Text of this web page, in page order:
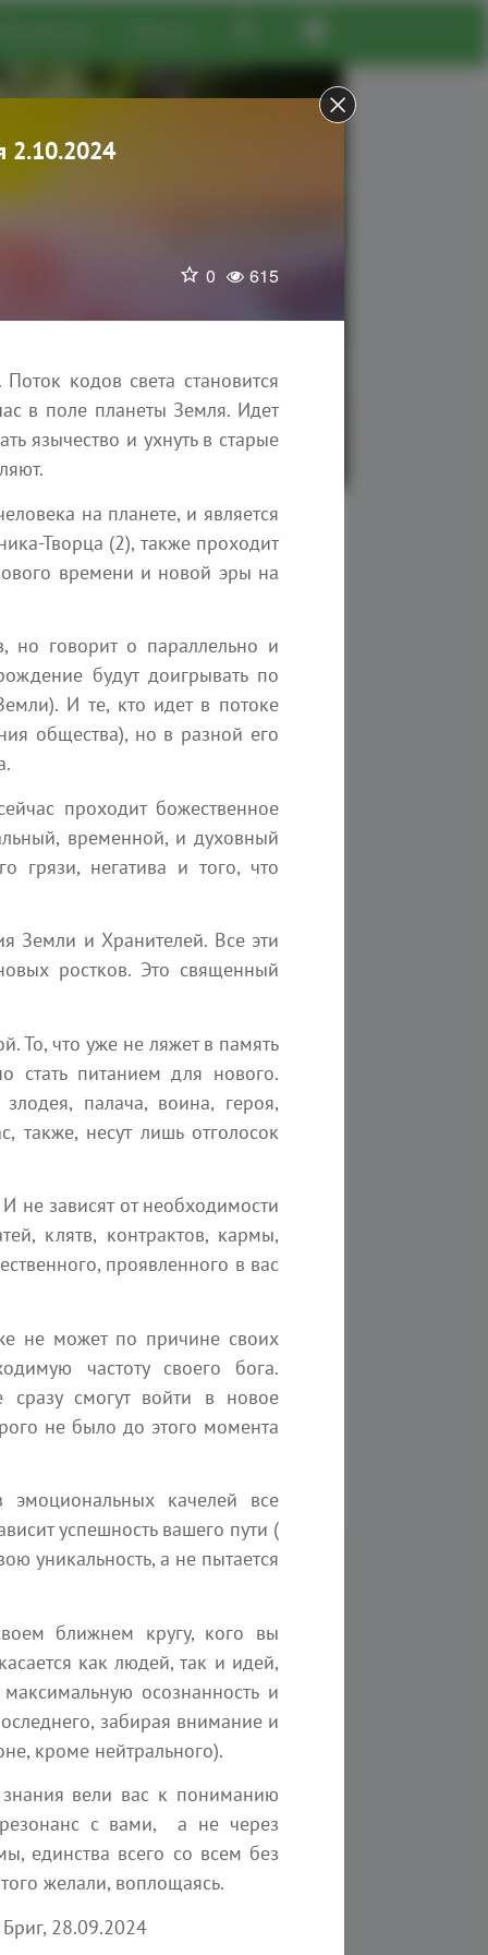
и даются ответы на извечно волнующие нас вопросы: «Кто мы?», «Для чего мы здесь?»
6 августа 2026
от печати бешенства
Эзотерика
10 минут на чтение
8 мин
Арктурианской группы от
2.10.2024
0 615
кодов света становится
в поле планеты Земля. Идет
язычество и ухнуть в старые
на планете, и является
Творца (2), также проходит
времени и новой эры на
но говорит о параллельно и
будут доигрывать по
И те, кто идет в потоке
общества), но в разной его
проходит божественное
временной, и духовный
негатива и того, что
Земли и Хранителей. Все эти
ростков. Это священный
То, что уже не ляжет в память
стать питанием для нового.
палача, воина, героя,
также, несут лишь отголосок
не зависят от необходимости
клятв, контрактов, кармы,
проявленного в вас
не может по причине своих
частоту своего бога.
смогут войти в новое
не было до этого момента
эмоциональных качелей все
успешность вашего пути (
уникальность, а не пытается
ближнем кругу, кого вы
как людей, так и идей,
осознанность и
забирая внимание и
кроме нейтрального).
вели вас к пониманию
с вами, а не через
единства всего со всем без
желали, воплощаясь.
28.09.2024